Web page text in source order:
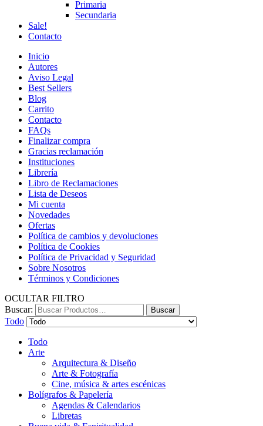
Primaria
Secundaria
Sale!
Contacto
Inicio
Autores
Aviso Legal
Best Sellers
Blog
Carrito
Contacto
FAQs
Finalizar compra
Gracias reclamación
Instituciones
Librería
Libro de Reclamaciones
Lista de Deseos
Mi cuenta
Novedades
Ofertas
Política de cambios y devoluciones
Política de Cookies
Política de Privacidad y Seguridad
Sobre Nosotros
Términos y Condiciones
OCULTAR FILTRO
Buscar:
Buscar
Todo
Todo
Arte
Arquitectura & Diseño
Arte & Fotografía
Cine, música & artes escénicas
Bolígrafos & Papelería
Agendas & Calendarios
Libretas